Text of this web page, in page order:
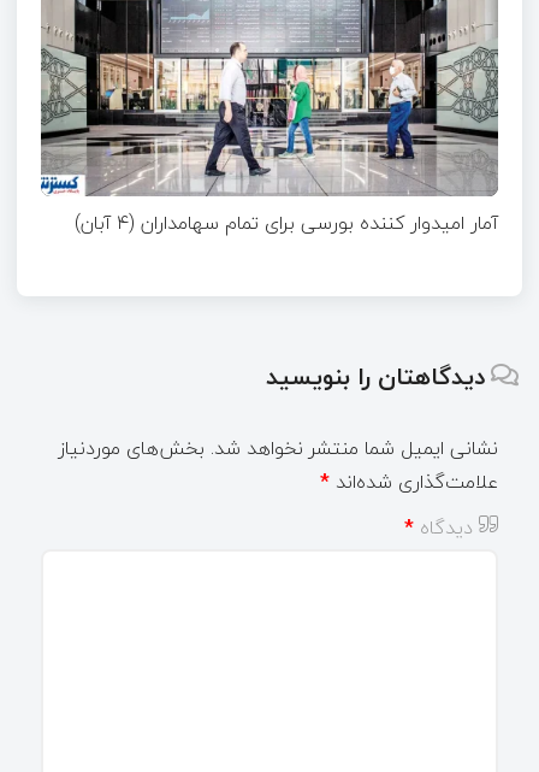
آمار امیدوار کننده بورسی برای تمام سهامداران (۴ آبان)
دیدگاهتان را بنویسید
نشانی ایمیل شما منتشر نخواهد شد. بخش‌های موردنیاز
علامت‌گذاری شده‌اند *
دیدگاه *